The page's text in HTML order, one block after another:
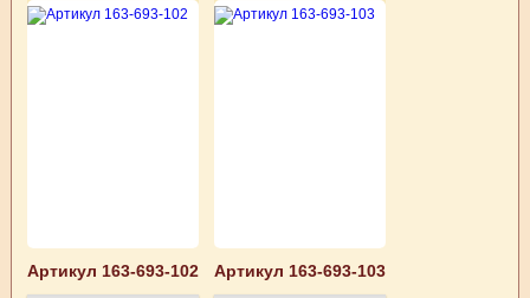
Артикул 163-693-102 Артикул 163-693-103